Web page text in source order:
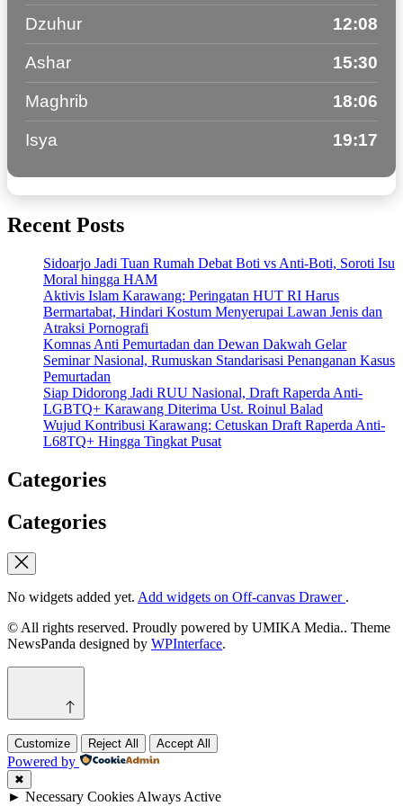
Dzuhur 12:08
Ashar 15:30
Maghrib 18:06
Isya 19:17
Recent Posts
Sidoarjo Jadi Tuan Rumah Debat Boti vs Anti-Boti, Soroti Isu
Moral hingga HAM
Aktivis Islam Karawang: Peringatan HUT RI Harus
Bermartabat, Hindari Kostum Menyerupai Lawan Jenis dan
Atraksi Pornografi
Komnas Anti Pemurtadan dan Dewan Dakwah Gelar
Seminar Nasional, Rumuskan Standarisasi Penanganan Kasus
Pemurtadan
Siap Didorong Jadi RUU Nasional, Draft Raperda Anti-
LGBTQ+ Karawang Diterima Ust. Roinul Balad
Wujud Kontribusi Karawang: Cetuskan Draft Raperda Anti-
L68TQ+ Hingga Tingkat Pusat
Categories
Categories
No widgets added yet. Add widgets on Off-canvas Drawer .
© All rights reserved. Proudly powered by UMIKA Media.. Theme
NewsPanda designed by WPInterface.
Customize Reject All Accept All
Powered by
✖
► Necessary Cookies Always Active